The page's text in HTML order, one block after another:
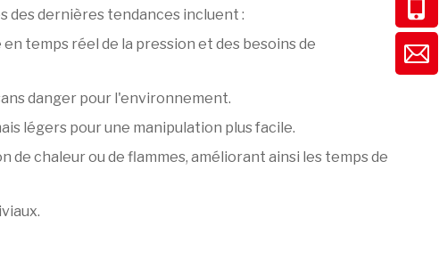
des dernières tendances incluent :
temps réel de la pression et des besoins de
danger pour l'environnement.
légers pour une manipulation plus facile.
chaleur ou de flammes, améliorant ainsi les temps de